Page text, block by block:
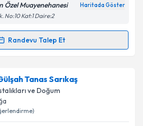
işlenmesine ilişkin
Aydınlatma
ve kişisel verilerimin belirtilen
kabul ediyorum.
Özel Muayenehanesi Haritada Göster
No:10 Kat:1 Daire:2
Randevu Talep Et
Talebi
Özcaniçin randevu takvimi talebi
uzmandan randevu almanız için bir
e-posta ile bilgilendireceğiz.
Tanas Sarıkaş
ve Doğum